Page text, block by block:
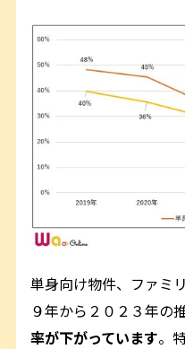
単身向け物件、ファミ
９年から２０２３年の
率が下がっています。